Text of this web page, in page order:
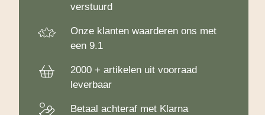
verstuurd
Onze klanten waarderen ons met
een 9.1
2000 + artikelen uit voorraad
leverbaar
Betaal achteraf met Klarna